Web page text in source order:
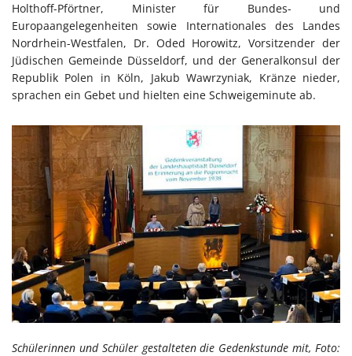
Holthoff-Pförtner, Minister für Bundes- und
Europaangelegenheiten sowie Internationales des Landes
Nordrhein-Westfalen, Dr. Oded Horowitz, Vorsitzender der
Jüdischen Gemeinde Düsseldorf, und der Generalkonsul der
Republik Polen in Köln, Jakub Wawrzyniak, Kränze nieder,
sprachen ein Gebet und hielten eine Schweigeminute ab.
Schülerinnen und Schüler gestalteten die Gedenkstunde mit, Foto: